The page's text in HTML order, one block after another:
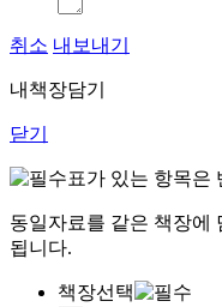
취소 내보내기
내책장담기
닫기
표가 있는 항목은
동일자료를 같은 책장에
됩니다.
책장선택